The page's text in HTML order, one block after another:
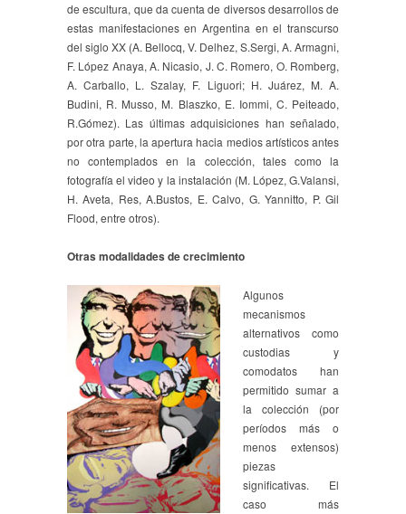
de escultura, que da cuenta de diversos desarrollos de
estas manifestaciones en Argentina en el transcurso
del siglo XX (A. Bellocq, V. Delhez, S.Sergi, A. Armagni,
F. López Anaya, A. Nicasio, J. C. Romero, O. Romberg,
A. Carballo, L. Szalay, F. Liguori; H. Juárez, M. A.
Budini, R. Musso, M. Blaszko, E. Iommi, C. Peiteado,
R.Gómez). Las últimas adquisiciones han señalado,
por otra parte, la apertura hacia medios artísticos antes
no contemplados en la colección, tales como la
fotografía el video y la instalación (M. López, G.Valansi,
H. Aveta, Res, A.Bustos, E. Calvo, G. Yannitto, P. Gil
Flood, entre otros).
Otras modalidades de crecimiento
Algunos
mecanismos
alternativos como
custodias y
comodatos han
permitido sumar a
la colección (por
períodos más o
menos extensos)
piezas
significativas. El
caso más